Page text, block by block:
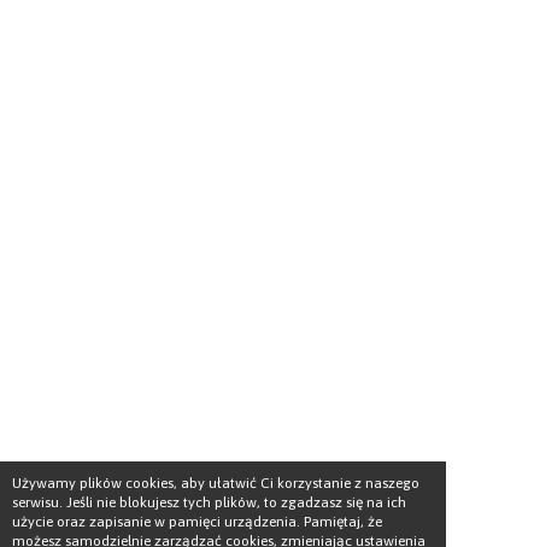
Używamy plików cookies, aby ułatwić Ci korzystanie z naszego
serwisu. Jeśli nie blokujesz tych plików, to zgadzasz się na ich
użycie oraz zapisanie w pamięci urządzenia. Pamiętaj, że
możesz samodzielnie zarządzać cookies, zmieniając ustawienia